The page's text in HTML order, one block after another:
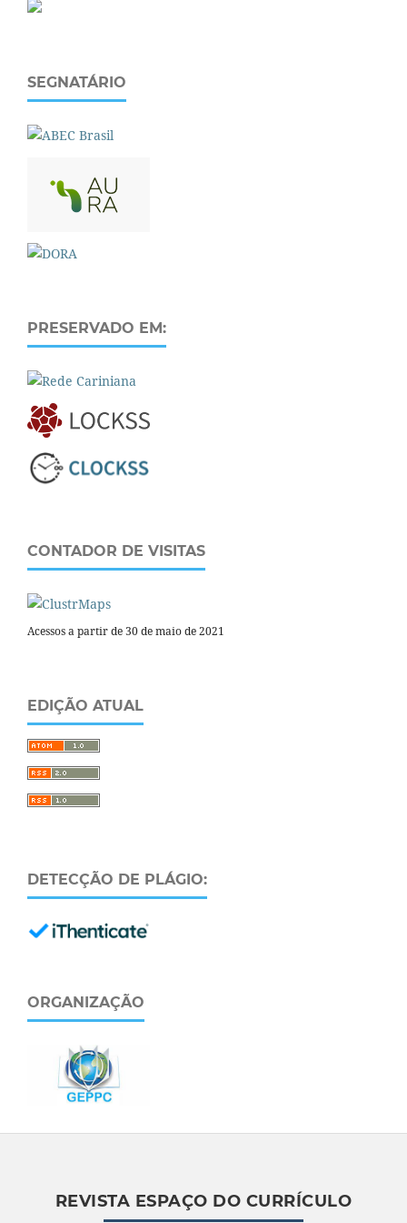
SEGNATÁRIO
PRESERVADO EM:
CONTADOR DE VISITAS
Acessos a partir de 30 de maio de 2021
EDIÇÃO ATUAL
DETECÇÃO DE PLÁGIO:
ORGANIZAÇÃO
REVISTA ESPAÇO DO CURRÍCULO